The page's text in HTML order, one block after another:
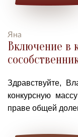
Яна
Включение в
Здравствуйте,
конкурсную
праве общей